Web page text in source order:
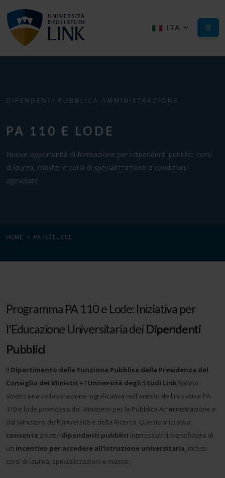
ITA
DIPENDENTI PUBBLICA AMMINISTRAZIONE
PA 110 E LODE
Nuove opportunità di formazione per i dipendenti pubblici: corsi
di laurea, master e corsi di specializzazione a condizioni
agevolate
HOME PA 110 E LODE
Programma PA 110 e Lode: Iniziativa per
l'Educazione Universitaria dei Dipendenti
Pubblici
Il Dipartimento della Funzione Pubblica della Presidenza del
Consiglio dei Ministri e l’Università degli Studi Link hanno
stretto una collaborazione significativa nell'ambito dell'iniziativa PA
110 e lode promossa dal Ministero per la Pubblica Amministrazione e
dal Ministero dell’Università e della Ricerca. Questa iniziativa
consente a tutti i dipendenti pubblici interessati di beneficiare di
un incentivo per accedere all'istruzione universitaria, inclusi
corsi di laurea, specializzazioni e master.